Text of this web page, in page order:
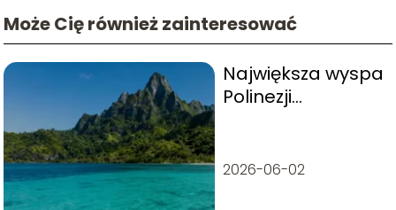
Może Cię również zainteresować
Największa wyspa
Polinezji
wiedzieć?
2026-06-02